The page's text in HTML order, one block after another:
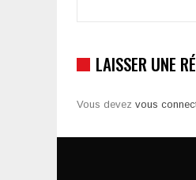
LAISSER UNE
Vous devez vous